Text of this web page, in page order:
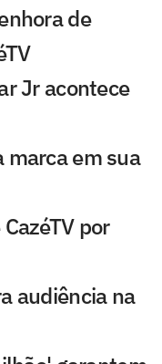
de
Jr acontece
marca em sua
por
audiência na